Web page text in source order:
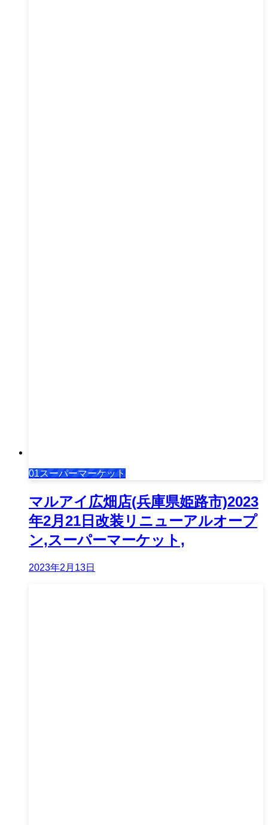
01スーパーマーケット
マルアイ広畑店(兵庫県姫路市)2023
年2月21日改装リニューアルオープ
ン,スーパーマーケット,
2023年2月13日